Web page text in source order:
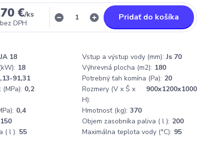
€/ks
bez DPH
Pridať do košíka
18 Vstup a výstup vody (mm): Js 70
18 Výhrevná plocha (m2): 180
91,31 Potrebný ťah komína (Pa): 20
0,2
Rozmery (V x Š x
H):
900x1200x1000
0,4 Hmotnosť (kg): 370
150 Objem zasobníka paliva ( l ): 200
( l ): 55 Maximálna teplota vody (°C): 95